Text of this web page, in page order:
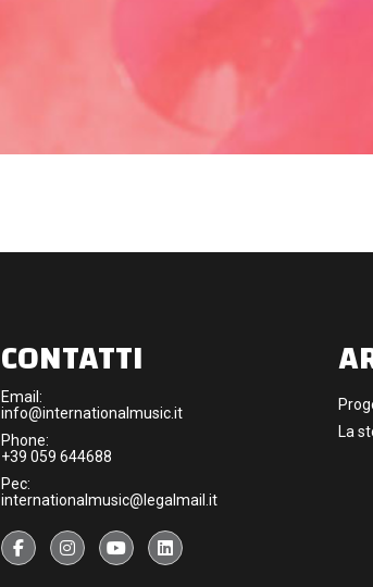
CONTATTI
Email:
info@internationalmusic.it
Phone:
+39 059 644688
Pec:
internationalmusic@legalmail.it
La